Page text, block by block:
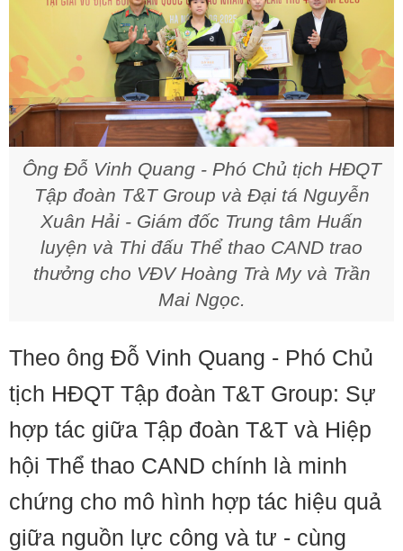
Ông Đỗ Vinh Quang - Phó Chủ tịch HĐQT
Tập đoàn T&T Group và Đại tá Nguyễn
Xuân Hải - Giám đốc Trung tâm Huấn
luyện và Thi đấu Thể thao CAND trao
thưởng cho VĐV Hoàng Trà My và Trần
Mai Ngọc.
Theo ông Đỗ Vinh Quang - Phó Chủ
tịch HĐQT Tập đoàn T&T Group: Sự
hợp tác giữa Tập đoàn T&T và Hiệp
hội Thể thao CAND chính là minh
chứng cho mô hình hợp tác hiệu quả
giữa nguồn lực công và tư - cùng